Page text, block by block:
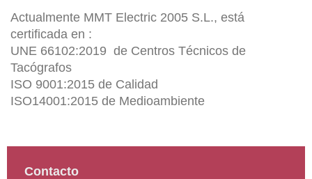
Actualmente MMT Electric 2005 S.L., está
certificada en :
UNE 66102:2019 de Centros Técnicos de
Tacógrafos
ISO 9001:2015 de Calidad
ISO14001:2015 de Medioambiente
Contacto